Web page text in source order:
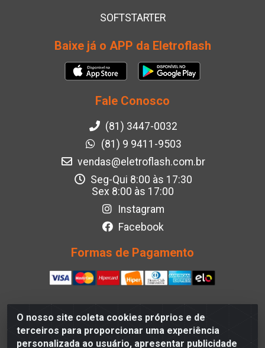
O nosso site coleta cookies próprios e de
terceiros para proporcionar uma experiência
personalizada ao usuário, apresentar publicidade
SOFTSTARTER
Baixe já o APP da Eletroflash
Fale Conosco
(81) 3447-0032
(81) 9 9411-9503
vendas@eletroflash.com.br
Seg-Qui 8:00 às 17:30
Sex 8:00 às 17:00
Instagram
Facebook
Formas de Pagamento
Eletroflash - R. Maj. Justino da Silveira, 202 - Afogados,
Recife - PE, 50830-390, Brazil - CNPJ 05.012.582/0001-